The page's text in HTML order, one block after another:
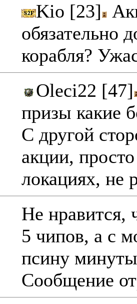
Kio [23]
обязательно
корабля?
Oleci22 [47]
призы какие
С другой
акции,
локациях, не
Не нравится,
5 чипов, а с
псину
Сообщение